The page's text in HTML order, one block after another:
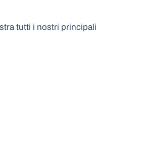
tutti i nostri principali